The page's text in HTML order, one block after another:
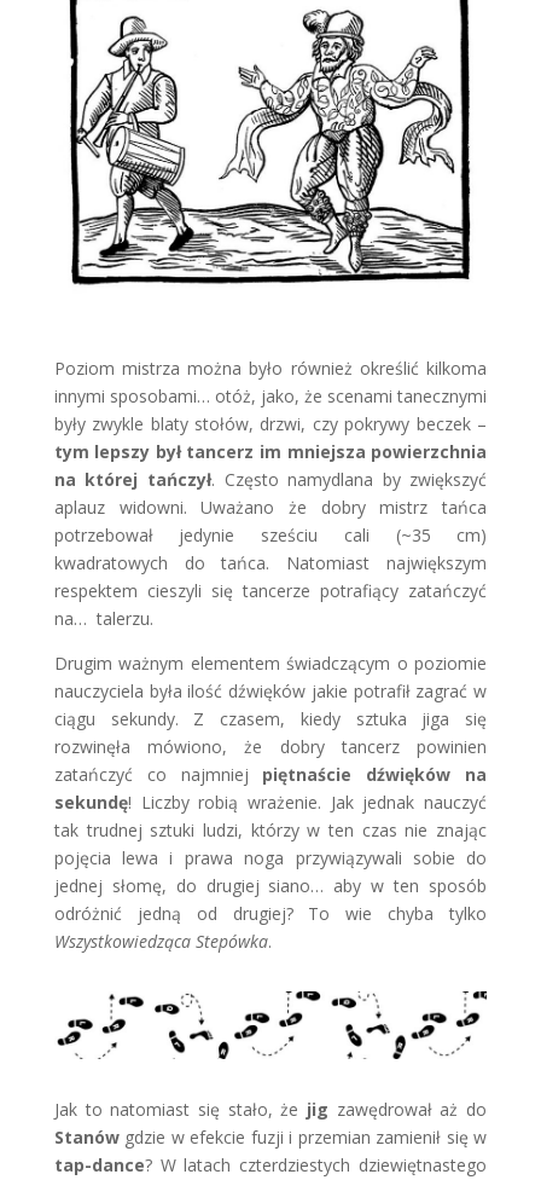
Poziom mistrza można było również określić kilkoma
innymi sposobami… otóż, jako, że scenami tanecznymi
były zwykle blaty stołów, drzwi, czy pokrywy beczek –
tym lepszy był tancerz im mniejsza powierzchnia
na której tańczył. Często namydlana by zwiększyć
aplauz widowni. Uważano że dobry mistrz tańca
potrzebował jedynie sześciu cali (~35 cm)
kwadratowych do tańca. Natomiast największym
respektem cieszyli się tancerze potrafiący zatańczyć
na… talerzu.
Drugim ważnym elementem świadczącym o poziomie
nauczyciela była ilość dźwięków jakie potrafił zagrać w
ciągu sekundy. Z czasem, kiedy sztuka jiga się
rozwinęła mówiono, że dobry tancerz powinien
zatańczyć co najmniej piętnaście dźwięków na
sekundę! Liczby robią wrażenie. Jak jednak nauczyć
tak trudnej sztuki ludzi, którzy w ten czas nie znając
pojęcia lewa i prawa noga przywiązywali sobie do
jednej słomę, do drugiej siano… aby w ten sposób
odróżnić jedną od drugiej? To wie chyba tylko
Wszystkowiedząca Stepówka.
Jak to natomiast się stało, że jig zawędrował aż do
Stanówgdzie w efekcie fuzji i przemian zamienił się w
tap-dance? W latach czterdziestych dziewiętnastego